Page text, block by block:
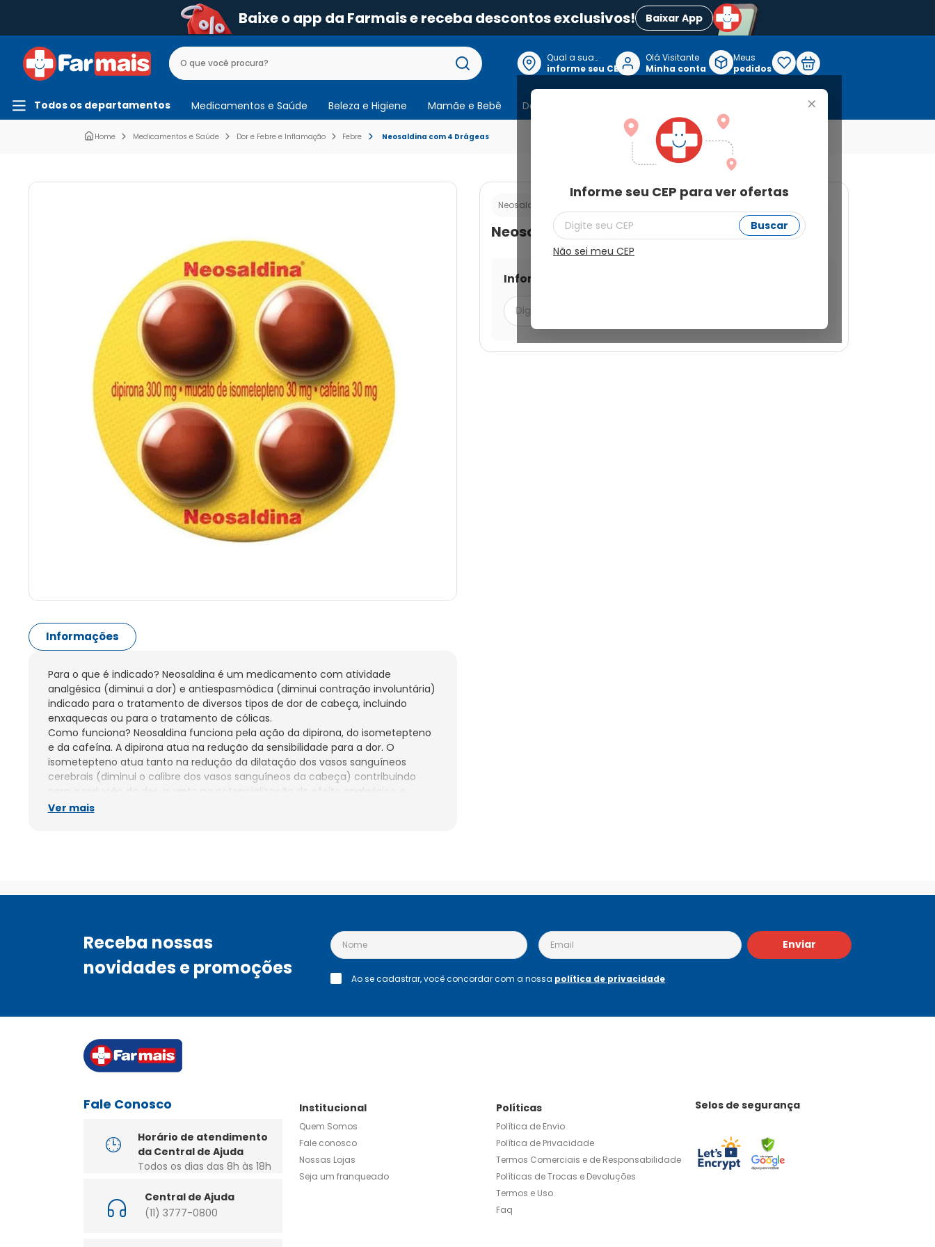
Baixe o app da Farmais e receba descontos exclusivos! Baixar App
Qual a sua
localização?
informe seu CEP
+
Informe seu CEP para ver ofertas
Buscar
Não sei meu CEP
Olá Visitante
Minha conta
Meus
pedidos
Todos os departamentos Medicamentos e Saúde Beleza e Higiene Mamãe e Bebê Dermocosmeticos
Medicamentos e Saúde Dor e Febre e Inflamação Febre Neosaldina com 4 Drágeas
Informações
Para o que é indicado? Neosaldina é um medicamento com atividade
analgésica (diminui a dor) e antiespasmódica (diminui contração involuntária)
indicado para o tratamento de diversos tipos de dor de cabeça, incluindo
enxaquecas ou para o tratamento de cólicas.
Como funciona? Neosaldina funciona pela ação da dipirona, do isometepteno
e da cafeína. A dipirona atua na redução da sensibilidade para a dor. O
isometepteno atua tanto na redução da dilatação dos vasos sanguíneos
cerebrais (diminui o calibre dos vasos sanguíneos da cabeça) contribuindo
para a redução da dor, quanto na potencialização do efeito analgésico e
antiespasmódico. A cafeína é um estimulante do sistema nervoso central
Contraindicações: Você não deve tomar Neosaldina se tiver alergia ou
de alteração nas qualidades do sangue ou na proporção de seus elementos
constituintes ou de determinadas doenças metabólicas, como porfiria ou a
deficiência congênita da glicose-6-fosfato-desidrogenase (doenças no
sangue). Você só deve usar Neosaldina em doses mais altas e por período
Ver mais
Neosaldina
Neosaldina com 4 Drágeas
Informe seu CEP para ver ofertas
Receba nossas
novidades e promoções
Enviar
Ao se cadastrar, você concordar com a nossa política de privacidade
Fale Conosco
Horário de atendimento
da Central de Ajuda
Todos os dias das 8h às 18h
Central de Ajuda
(11) 3777-0800
Institucional
Quem Somos
Fale conosco
Nossas Lojas
Seja um franqueado
Políticas
Política de Envio
Política de Privacidade
Termos Comerciais e de Responsabilidade
Políticas de Trocas e Devoluções
Termos e Uso
Faq
Selos de segurança